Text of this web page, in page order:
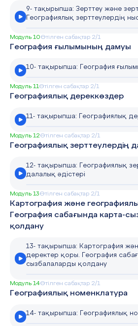
9- тақырыпша: Зерттеу және
Географиялық зерттеулердің
Модуль 10Өтілген сабақтар 2/1
География ғылымының дамуы
10- тақырыпша: География
Модуль 11Өтілген сабақтар 2/1
Географиялық дереккөздер
11- тақырыпша: Географиялық
Модуль 12Өтілген сабақтар 2/1
Географиялық зерттеулердің
12- тақырыпша: Географиялық
далалық әдістері
Модуль 13Өтілген сабақтар 2/1
Картография және
География сабағында карта-
қолдану
13- тақырыпша: Картография
деректер қоры. География
сызбалаларды қолдану
Модуль 14Өтілген сабақтар 2/1
Географиялық номенклатура
14- тақырыпша: Географиялық